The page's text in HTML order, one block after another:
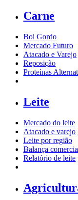
Carne
Boi Gordo
Mercado Futuro
Atacado e Varejo
Reposição
Proteínas
Leite
Mercado do leite
Atacado e varejo
Leite por região
Balança
Relatório de leite